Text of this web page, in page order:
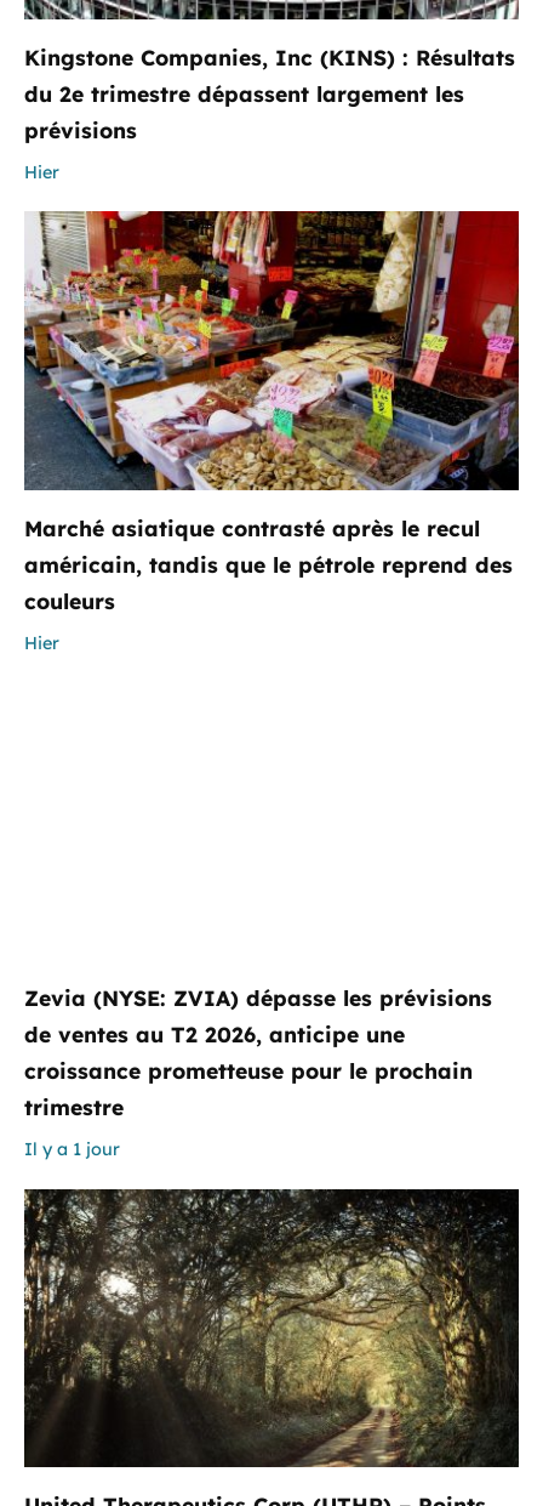
Kingstone Companies, Inc (KINS) : Résultats
du 2e trimestre dépassent largement les
prévisions
Hier
Marché asiatique contrasté après le recul
américain, tandis que le pétrole reprend des
couleurs
Hier
Zevia (NYSE: ZVIA) dépasse les prévisions
de ventes au T2 2026, anticipe une
croissance prometteuse pour le prochain
trimestre
Il y a 1 jour